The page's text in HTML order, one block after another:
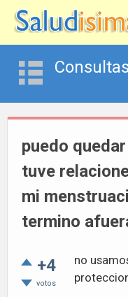
Consultas
puedo
tuve
mi
termino
+4
votos
no